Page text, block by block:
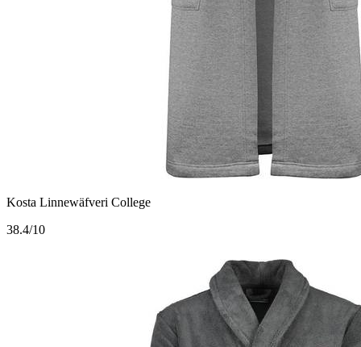
Kosta Linnewäfveri College
38.4/10